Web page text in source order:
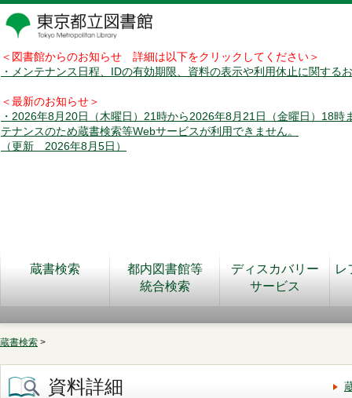
＜図書館からのお知らせ 詳細は以下をクリックしてください＞
・メンテナンス日程、IDの有効期限、資料の表示や利用休止に関する
＜最新のお知らせ＞
・2026年8月20日（木曜日）21時から2026年8月21日（金曜日）18時
テナンスのため蔵書検索等Webサービスが利用できません。
（更新 2026年8月5日）
蔵書検索
都内図書館等
統合検索
ディスカバリー
サービス
レ
蔵書検索 >
資料詳細